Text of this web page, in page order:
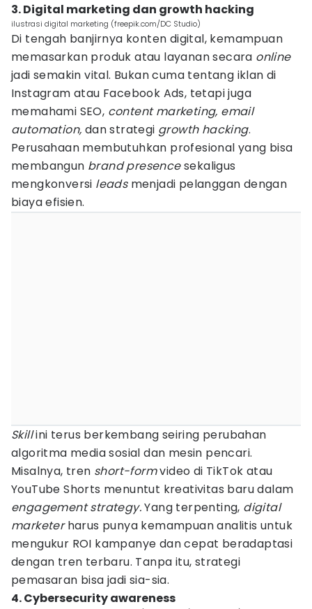
3. Digital marketing dan growth hacking
ilustrasi digital marketing (freepik.com/DC Studio)
Di tengah banjirnya konten digital, kemampuan
memasarkan produk atau layanan secara online
jadi semakin vital. Bukan cuma tentang iklan di
Instagram atau Facebook Ads, tetapi juga
memahami SEO, content marketing, email
automation, dan strategi growth hacking.
Perusahaan membutuhkan profesional yang bisa
membangun brand presencesekaligus
mengkonversi leadsmenjadi pelanggan dengan
biaya efisien.
Skillini terus berkembang seiring perubahan
algoritma media sosial dan mesin pencari.
Misalnya, tren short-formvideo di TikTok atau
YouTube Shorts menuntut kreativitas baru dalam
engagement strategy.Yang terpenting, digital
marketerharus punya kemampuan analitis untuk
mengukur ROI kampanye dan cepat beradaptasi
dengan tren terbaru. Tanpa itu, strategi
pemasaran bisa jadi sia-sia.
4. Cybersecurity awareness